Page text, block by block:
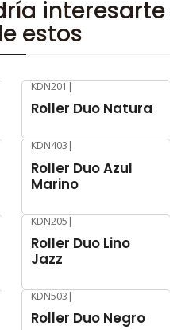
interesarte
estos
KDN201 |
Roller Duo Natura
KDN403 |
Roller Duo Azul
Marino
KDN205 |
Roller Duo Lino
Jazz
KDN503 |
Roller Duo Negro